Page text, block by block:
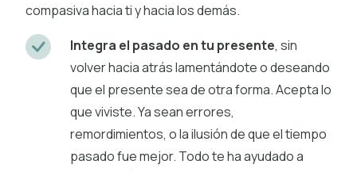
compasiva hacia ti y hacia los demás.
Integra el pasado en tu presente, sin
volver hacia atrás lamentándote o deseando
que el presente sea de otra forma. Acepta lo
que viviste. Ya sean errores,
remordimientos, o la ilusión de que el tiempo
pasado fue mejor. Todo te ha ayudado a